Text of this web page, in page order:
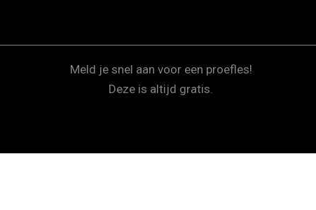
Meld je snel aan voor een proefles!
Deze is altijd gratis.